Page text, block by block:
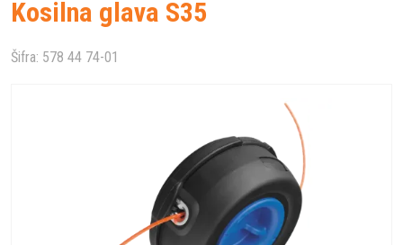
Kosilna glava S35
Šifra: 578 44 74-01